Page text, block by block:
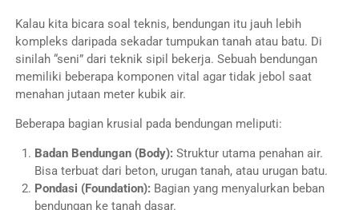
Kalau kita bicara soal teknis, bendungan itu jauh lebih
kompleks daripada sekadar tumpukan tanah atau batu. Di
sinilah “seni” dari teknik sipil bekerja. Sebuah bendungan
memiliki beberapa komponen vital agar tidak jebol saat
menahan jutaan meter kubik air.
Beberapa bagian krusial pada bendungan meliputi:
Badan Bendungan (Body):Struktur utama penahan air.
Bisa terbuat dari beton, urugan tanah, atau urugan batu.
Pondasi (Foundation):Bagian yang menyalurkan beban
bendungan ke tanah dasar.